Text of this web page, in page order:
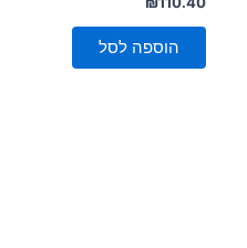
0
מתוך
הוספה לסל